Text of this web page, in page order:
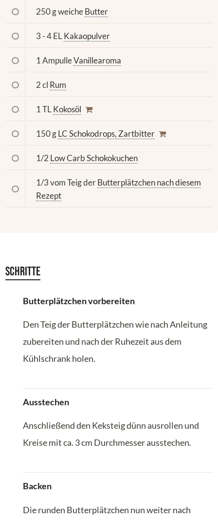
250 g weicheButter
3 - 4 ELKakaopulver
1 AmpulleVanillearoma
2 cl Rum
1 TLKokosöl
150 gLC Schokodrops, Zartbitter
1/2 Low Carb Schokokuchen
1/3 vom Teig derButterplätzchen nach diesem
Rezept
Schritte
Butterplätzchen vorbereiten
Den Teig der Butterplätzchen wie nach Anleitung
zubereiten und nach der Ruhezeit aus dem
Kühlschrank holen.
Ausstechen
Anschließend den Keksteig dünn ausrollen und
Kreise mit ca. 3 cm Durchmesser ausstechen.
Backen
Die runden Butterplätzchen nun weiter nach